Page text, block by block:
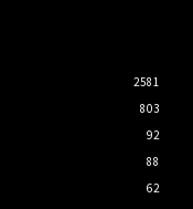
2581
803
92
88
62